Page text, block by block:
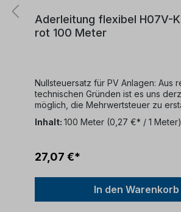
Aderleitung flexibel H07V-K
rot 100 Meter
Nullsteuersatz für PV Anlagen: Aus
technischen Gründen ist es uns
möglich, die Mehrwertsteuer zu
Unternehmen bietet keine MwSt-
an.Kabelbeschreibung:Kabeltyp: 100
31:2011Nennspannung: 450/750
KupferleiterPVC-
Inhalt: 100 Meter (0,27 €* / 1 Meter)
27,07 €*
In den Warenkorb